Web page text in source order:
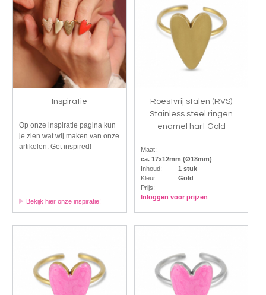
Inspiratie
Op onze inspiratie pagina kun
je zien wat wij maken van onze
artikelen. Get inspired!
Bekijk hier onze inspiratie!
Roestvrij stalen (RVS)
Stainless steel ringen
enamel hart Gold
Maat:
ca. 17x12mm (Ø18mm)
Inhoud:
1 stuk
Kleur:
Gold
Prijs:
Inloggen voor prijzen